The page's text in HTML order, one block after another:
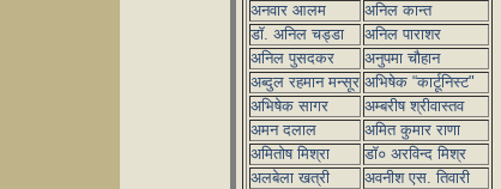
अनवार आलम
अनिल कान्त
डॉ. अनिल चड्डा
अनिल पाराशर
अनिल पुसदकर
अनुपमा चौहान
अब्दुल रहमान मन्सूर अभिषेक “कार्टूनिस्ट"
अभिषेक सागर
अम्बरीष श्रीवास्तव
अमन दलाल
अमित कुमार राणा
अमितोष मिश्रा
डॉ० अरविन्द मिश्र
अलबेला खत्री
अवनीश एस. तिवारी